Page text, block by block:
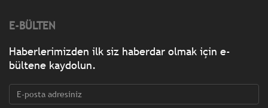
E-BÜLTEN
Haberlerimizden ilk siz haberdar olmak için e-
bültene kaydolun.